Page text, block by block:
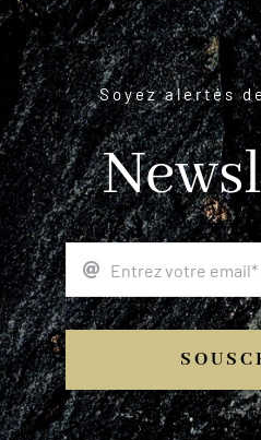
Soyez alertés